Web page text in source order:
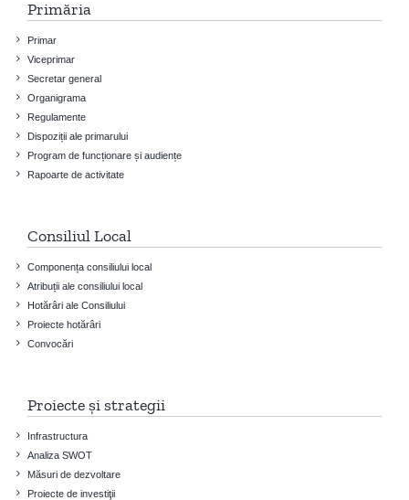
Primăria
Primar
Viceprimar
Secretar general
Organigrama
Regulamente
Dispoziții ale primarului
Program de funcționare și audiențe
Rapoarte de activitate
Consiliul Local
Componența consiliului local
Atribuții ale consiliului local
Hotărâri ale Consiliului
Proiecte hotărâri
Convocări
Proiecte și strategii
Infrastructura
Analiza SWOT
Măsuri de dezvoltare
Proiecte de investiţii